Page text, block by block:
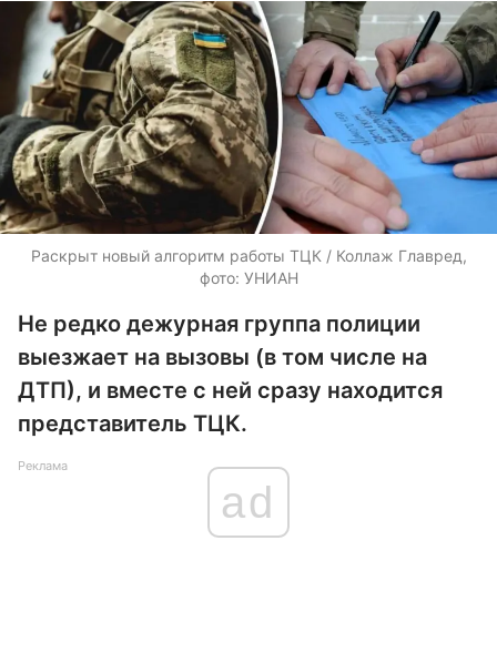
Раскрыт новый алгоритм работы ТЦК / Коллаж Главред,
фото: УНИАН
Не редко дежурная группа полиции
выезжает на вызовы (в том числе на
ДТП), и вместе с ней сразу находится
представитель ТЦК.
Реклама
ad